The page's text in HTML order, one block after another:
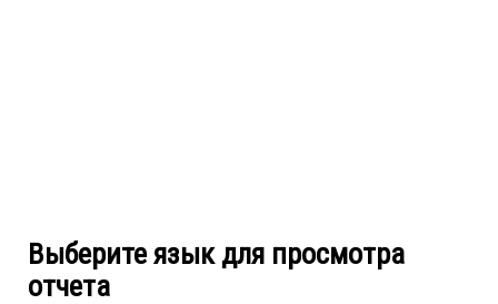
Выберите язык для просмотра
отчета